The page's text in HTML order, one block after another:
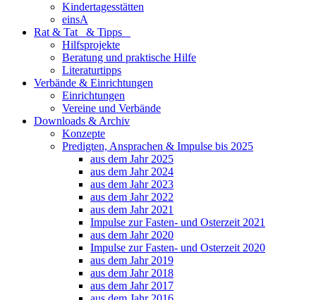
Kindertagesstätten
einsA
Rat & Tat & Tipps
Hilfsprojekte
Beratung und praktische Hilfe
Literaturtipps
Verbände & Einrichtungen
Einrichtungen
Vereine und Verbände
Downloads & Archiv
Konzepte
Predigten, Ansprachen & Impulse bis 2025
aus dem Jahr 2025
aus dem Jahr 2024
aus dem Jahr 2023
aus dem Jahr 2022
aus dem Jahr 2021
Impulse zur Fasten- und Osterzeit 2021
aus dem Jahr 2020
Impulse zur Fasten- und Osterzeit 2020
aus dem Jahr 2019
aus dem Jahr 2018
aus dem Jahr 2017